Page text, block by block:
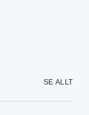
SE ALLT